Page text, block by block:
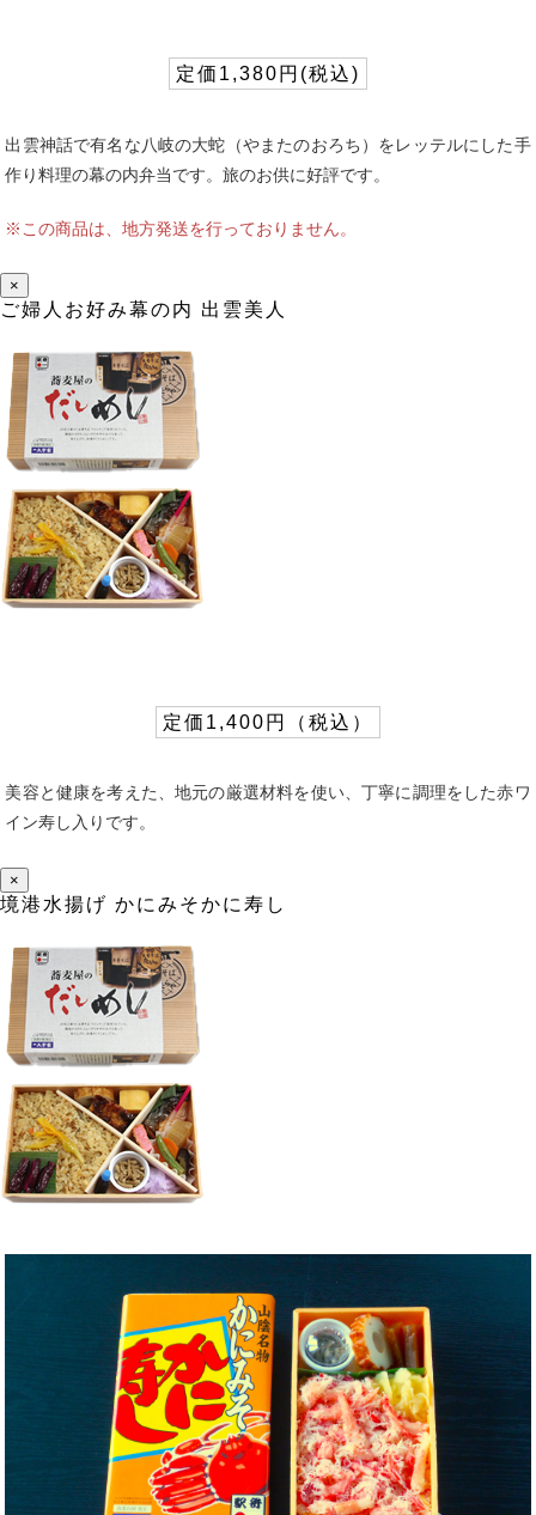
定価1,380円(税込)
出雲神話で有名な八岐の大蛇（やまたのおろち）をレッテルにした手
作り料理の幕の内弁当です。旅のお供に好評です。
※この商品は、地方発送を行っておりません。
×
ご婦人お好み幕の内 出雲美人
定価1,400円（税込）
美容と健康を考えた、地元の厳選材料を使い、丁寧に調理をした赤ワ
イン寿し入りです。
×
境港水揚げ かにみそかに寿し